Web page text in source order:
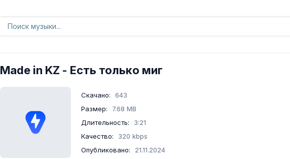
Made in KZ - Есть только миг
Скачано:
643
Размер:
7.68 MB
Длительность:
3:21
Качество:
320 kbps
Опубликовано:
21.11.2024